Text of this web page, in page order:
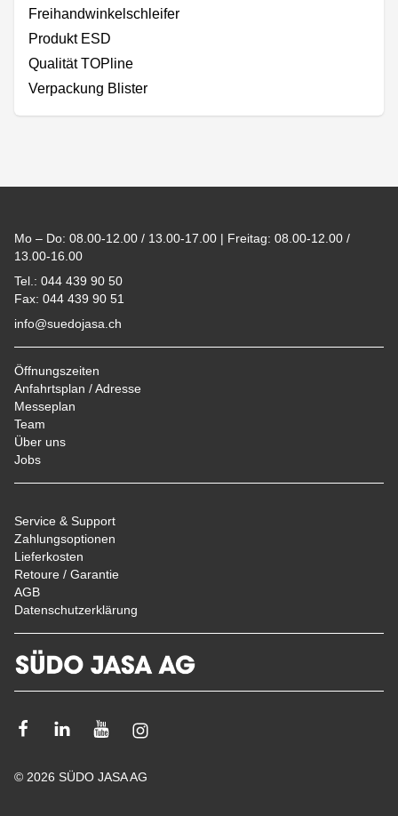
Freihandwinkelschleifer
Produkt ESD
Qualität TOPline
Verpackung Blister
Mo – Do: 08.00-12.00 / 13.00-17.00 | Freitag: 08.00-12.00 /
13.00-16.00
Tel.: 044 439 90 50
Fax: 044 439 90 51
info@suedojasa.ch
Öffnungszeiten
Anfahrtsplan / Adresse
Messeplan
Team
Über uns
Jobs
Service & Support
Zahlungsoptionen
Lieferkosten
Retoure / Garantie
AGB
Datenschutzerklärung
FacebookLinkedinYoutubeInstagram
© 2026 SÜDO JASA AG